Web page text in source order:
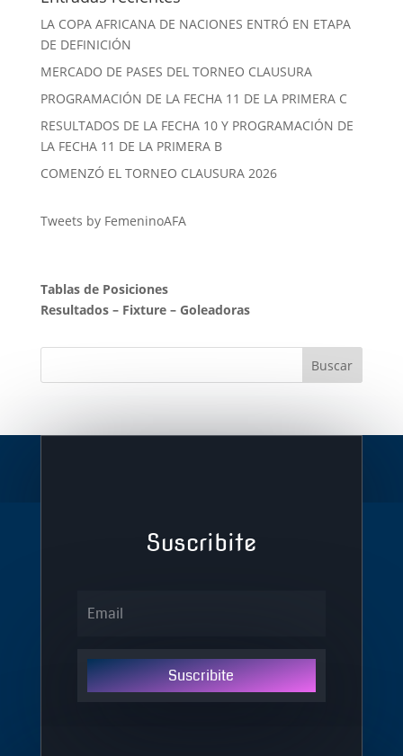
LA COPA AFRICANA DE NACIONES ENTRÓ EN ETAPA
DE DEFINICIÓN
MERCADO DE PASES DEL TORNEO CLAUSURA
PROGRAMACIÓN DE LA FECHA 11 DE LA PRIMERA C
RESULTADOS DE LA FECHA 10 Y PROGRAMACIÓN DE
LA FECHA 11 DE LA PRIMERA B
COMENZÓ EL TORNEO CLAUSURA 2026
Tweets by FemeninoAFA
Tablas de Posiciones
Resultados– Fixture– Goleadoras
Suscribite
Suscribite